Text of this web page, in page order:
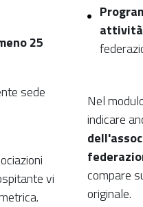
25
sede
vi
attività
Nel
indicare
compare
originale.